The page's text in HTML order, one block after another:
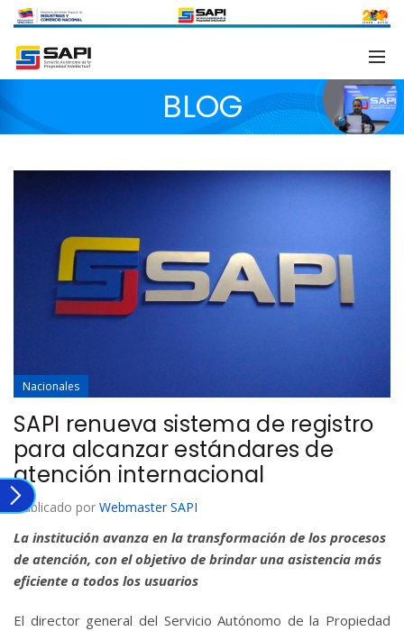
BLOG
Nacionales
SAPI renueva sistema de registro
para alcanzar estándares de
atención internacional
Publicado por Webmaster SAPI
La institución avanza en la transformación de los procesos
de atención, con el objetivo de brindar una asistencia más
eficiente a todos los usuarios
El director general del Servicio Autónomo de la Propiedad